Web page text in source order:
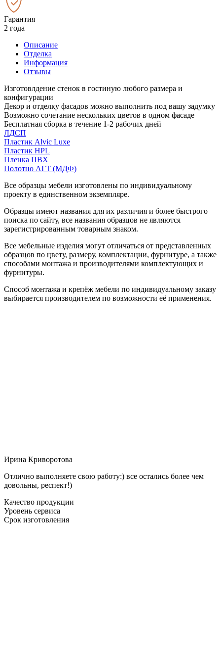
Гарантия
2 года
Описание
Отделка
Информация
Отзывы
Изготовлдение стенок в гостиную любого размера и
конфигурации
Декор и отделку фасадов можно выполнить под вашу задумку
Возможно сочетание нескольких цветов в одном фасаде
Бесплатная сборка в течение 1-2 рабочих дней
ЛДСП
Пластик Alvic Luxe
Пластик HPL
Пленка ПВХ
Полотно АГТ (МДФ)
Все образцы мебели изготовлены по индивидуальному
проекту в единственном экземпляре.
Образцы имеют названия для их различия и более быстрого
поиска по сайту, все названия образцов не являются
зарегистрированным товарным знаком.
Все мебельные изделия могут отличаться от представленных
образцов по цвету, размеру, комплектации, фурнитуре, а также
способами монтажа и производителями комплектующих и
фурнитуры.
Способ монтажа и крепёж мебели по индивидуальному заказу
выбирается производителем по возможности её применения.
Ирина Криворотова
Отлично выполняете свою работу:) все остались более чем
довольны, респект!)
Качество продукции
Уровень сервиса
Срок изготовления